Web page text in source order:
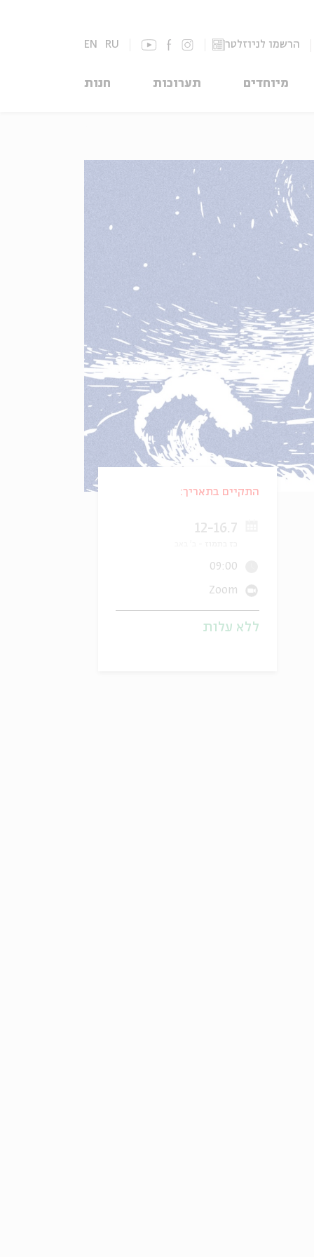
הרשמו לניוזלטר EN RU
מיוחדים תערוכות חנות
התקיים בתאריך:
12-16.7
09:00
Zoom
ללא עלות